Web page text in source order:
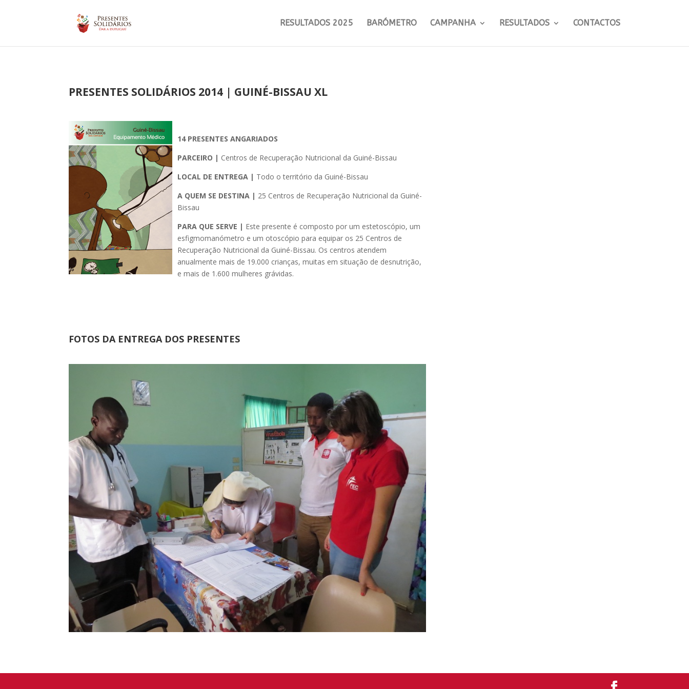
RESULTADOS 2025 BARÓMETRO CAMPANHA RESULTADOS CONTACTOS
PRESENTES SOLIDÁRIOS 2014 | GUINÉ-BISSAU XL
14 PRESENTES ANGARIADOS
PARCEIRO | Centros de Recuperação Nutricional da Guiné-Bissau
LOCAL DE ENTREGA | Todo o território da Guiné-Bissau
A QUEM SE DESTINA | 25 Centros de Recuperação Nutricional da Guiné-
Bissau
PARA QUE SERVE | Este presente é composto por um estetoscópio, um
esfigmomanómetro e um otoscópio para equipar os 25 Centros de
Recuperação Nutricional da Guiné-Bissau. Os centros atendem
anualmente mais de 19.000 crianças, muitas em situação de desnutrição,
e mais de 1.600 mulheres grávidas.
FOTOS DA ENTREGA DOS PRESENTES